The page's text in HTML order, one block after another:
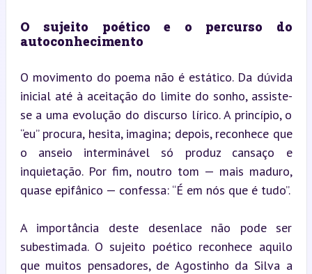
O sujeito poético e o percurso do
autoconhecimento
O movimento do poema não é estático. Da dúvida
inicial até à aceitação do limite do sonho, assiste-
se a uma evolução do discurso lírico. A princípio, o
“eu” procura, hesita, imagina; depois, reconhece que
o anseio interminável só produz cansaço e
inquietação. Por fim, noutro tom — mais maduro,
quase epifânico — confessa: “É em nós que é tudo”.
A importância deste desenlace não pode ser
subestimada. O sujeito poético reconhece aquilo
que muitos pensadores, de Agostinho da Silva a